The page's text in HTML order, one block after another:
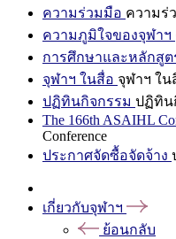
ความร่วมมือ ความร่
ความภูมิใจของจุฬาฯ
การศึกษาและหลักสูต
จุฬาฯ ในสื่อ จุฬาฯ ใน
ปฏิทินกิจกรรม ปฏิทิน
The 166th ASAIHL
Conference
ประกาศจัดซื้อจัดจ้าง
เกี่ยวกับจุฬาฯ
ย้อนกลับ